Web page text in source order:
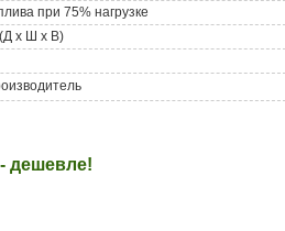
при 75% нагрузке
х Ш х В)
дешевле!